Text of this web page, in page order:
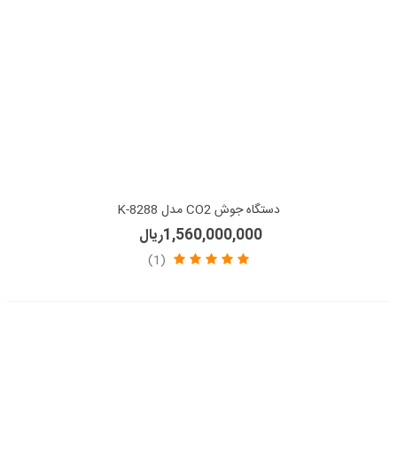
دستگاه جوش CO2 مدل K-8288
1,560,000,000ریال
(1)